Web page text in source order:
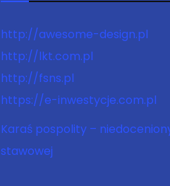
http://awesome-design.pl
http://lkt.com.pl
http://fsns.pl
https://e-inwestycje.com.pl
Karaś pospolity –
stawowej